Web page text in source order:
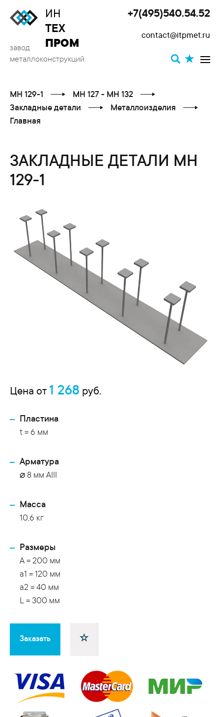
ИН
ТЕХ
ПРОМ
завод
металлоконструкций
+7(495)540.54.52
contact@itpmet.ru
МН 129-1
МН 127 - МН 132
Закладные детали
Металлоизделия
Главная
ЗАКЛАДНЫЕ ДЕТАЛИ МН
129-1
Цена от 1 268 руб.
Пластина
t = 6 мм
Арматура
⌀ 8 мм АIII
Масса
10,6 кг
Размеры
A = 200 мм
a1 = 120 мм
a2 = 40 мм
L = 300 мм
Заказать